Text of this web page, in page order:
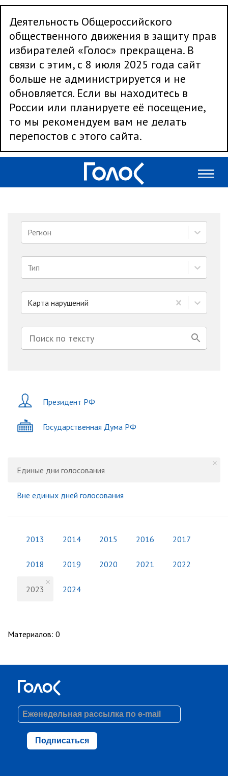
Деятельность Общероссийского
общественного движения в защиту прав
избирателей «Голос» прекращена. В
связи с этим, с 8 июля 2025 года сайт
больше не администрируется и не
обновляется. Если вы находитесь в
России или планируете её посещение,
то мы рекомендуем вам не делать
перепостов с этого сайта.
Регион
Тип
Карта нарушений
Президент РФ
Государственная Дума РФ
Единые дни голосования
Вне единых дней голосования
2013 2014 2015 2016 2017
2018 2019 2020 2021 2022
2023 2024
Материалов: 0
Подписаться